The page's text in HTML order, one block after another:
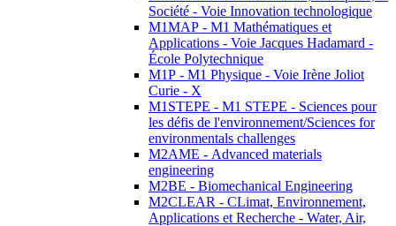
Société - Voie Innovation technologique
M1MAP - M1 Mathématiques et
Applications - Voie Jacques Hadamard -
École Polytechnique
M1P - M1 Physique - Voie Irène Joliot
Curie - X
M1STEPE - M1 STEPE - Sciences pour
les défis de l'environnement/Sciences for
environmentals challenges
M2AME - Advanced materials
engineering
M2BE - Biomechanical Engineering
M2CLEAR - CLimat, Environnement,
Applications et Recherche - Water, Air,